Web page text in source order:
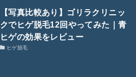
【写真比較あり】ゴリラクリニッ
クでヒゲ脱毛12回やってみた｜青
ヒゲの効果をレビュー
ヒゲ脱毛